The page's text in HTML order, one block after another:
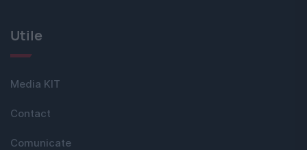
Utile
Media KIT
Contact
Comunicate